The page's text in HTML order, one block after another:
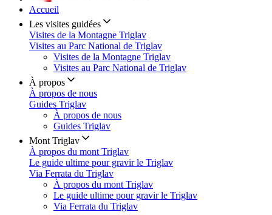
Accueil
Les visites guidées
Visites de la Montagne Triglav
Visites au Parc National de Triglav
Visites de la Montagne Triglav
Visites au Parc National de Triglav
À propos
À propos de nous
Guides Triglav
À propos de nous
Guides Triglav
Mont Triglav
À propos du mont Triglav
Le guide ultime pour gravir le Triglav
Via Ferrata du Triglav
À propos du mont Triglav
Le guide ultime pour gravir le Triglav
Via Ferrata du Triglav